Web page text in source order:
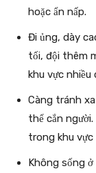
hoặc ẩn nấp.
Đi ủng, dày
tối, đội thêm
khu vực nhiều
Càng tránh
thể cắn
trong khu vực
Không sống